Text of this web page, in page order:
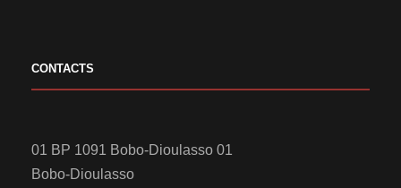
CONTACTS
01 BP 1091 Bobo-Dioulasso 01
Bobo-Dioulasso